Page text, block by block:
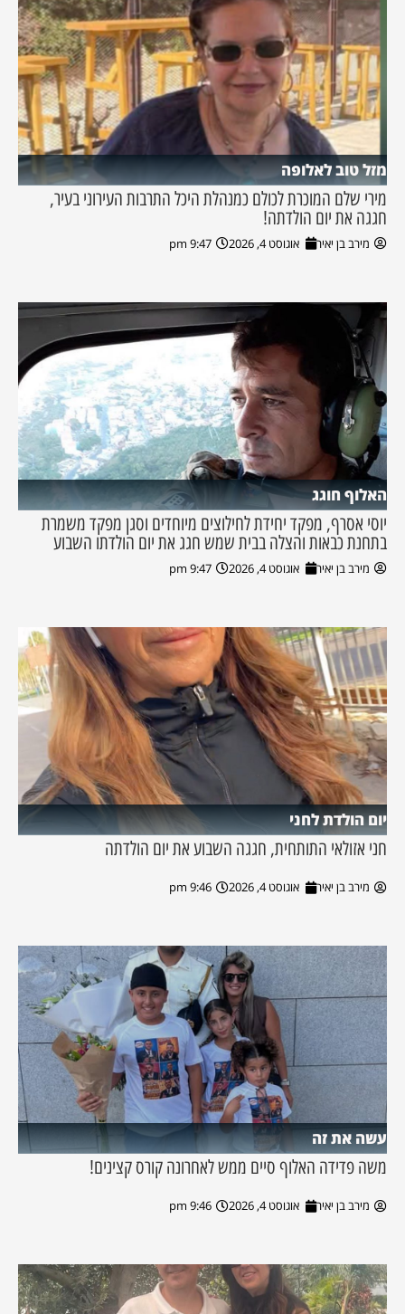
מזל טוב לאלופה
מירי שלם המוכרת לכולם כמנהלת היכל התרבות העירוני בעיר,
חגגה את יום הולדתה!
מירב בן יאיר אוגוסט 4, 2026 9:47 pm
האלוף חוגג
יוסי אסרף, מפקד יחידת לחילוצים מיוחדים וסגן מפקד משמרת
בתחנת כבאות והצלה בבית שמש חגג את יום הולדתו השבוע
מירב בן יאיר אוגוסט 4, 2026 9:47 pm
יום הולדת לחני
חני אזולאי התותחית, חגגה השבוע את יום הולדתה
מירב בן יאיר אוגוסט 4, 2026 9:46 pm
עשה את זה
משה פדידה האלוף סיים ממש לאחרונה קורס קצינים!
מירב בן יאיר אוגוסט 4, 2026 9:46 pm